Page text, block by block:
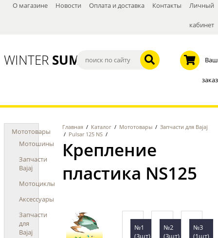
О магазине Новости Оплата и доставка Контакты Личный
кабинет
WINTER SUMMER Ваш
заказ
Мототовары
Мотошины
Запчасти
Bajaj
Мотоциклы
Аксессуары
Запчасти
для
Bajaj
Главная / Каталог / Мототовары / Запчасти для Bajaj
/ Pulsar 125 NS /
Крепление
пластика NS125
№1
(3шт)
№2
(3шт)
№3
(1шт)